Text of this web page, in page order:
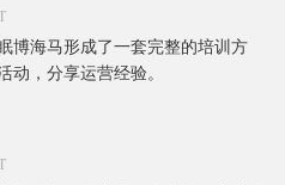
博海马形成了一套完整的培训方
动，分享运营经验。